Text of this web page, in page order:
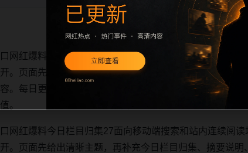
网红爆料今日栏目归集27面向移动端搜索和站内连续阅
。页面先给出清晰主题，再补充今日栏目归集、摘要说
。每日更新时优先保证标题、description、canonical、
。
网红爆料今日栏目归集27面向移动端搜索和站内连续阅
。页面先给出清晰主题，再补充今日栏目归集、摘要说